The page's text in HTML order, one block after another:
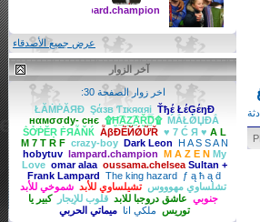
ṦỞṖĔŖ
ḞЯẪŇЌ
lampard.champion
عرض جميع الأصدقاء
آخر الزوار
اخر زوار الصفحة 30:
ŁĂṀṖĂЯĐ Şάзв Ƭɪκяαяi̲ Ťђέ ŁέĢέŋĐ
нαмσσdy- cнє ۩Ħ̫͢͡AZ̫͢͡AŘ̫͢͡D۩ ḾẮŁǾЏĐẮ
ṦỞṖĔŖ ḞЯẪŇЌ ẪβĐẼЙǾỮŘ ♥ 7 Ć Я ♥ A L
M 7 T R F crazy-boy Dark Leon H A S S A N
hobytuv lampard.champion M A Z E N My
Love omar alaa oussama.chelsea Sultan +
Frank Lampard The king hazard ƒ ą ħ ą ḋ
تشلساوي مهوووس
تشيلساوي للأبد شموخي للأبد
جنوبي عاشق دروجبا للابد قلوب للإيجار
كبير يا
توريس
ملكي انا ميماتي الحربي